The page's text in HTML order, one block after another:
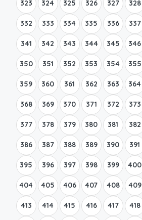
323 324 325 326 327 328
332 333 334 335 336 337
341 342 343 344 345 346
350 351 352 353 354 355
359 360 361 362 363 364
368 369 370 371 372 373
377 378 379 380 381 382
386 387 388 389 390 391
395 396 397 398 399 400
404 405 406 407 408 409
413 414 415 416 417 418